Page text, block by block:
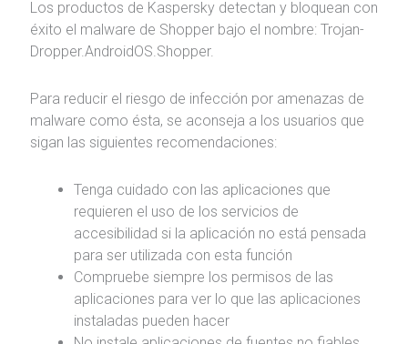
Los productos de Kaspersky detectan y bloquean con
éxito el malware de Shopper bajo el nombre: Trojan-
Dropper.AndroidOS.Shopper.
Para reducir el riesgo de infección por amenazas de
malware como ésta, se aconseja a los usuarios que
sigan las siguientes recomendaciones:
Tenga cuidado con las aplicaciones que
requieren el uso de los servicios de
accesibilidad si la aplicación no está pensada
para ser utilizada con esta función
Compruebe siempre los permisos de las
aplicaciones para ver lo que las aplicaciones
instaladas pueden hacer